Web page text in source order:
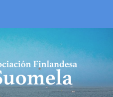
Asociación Finlandesa Suomela